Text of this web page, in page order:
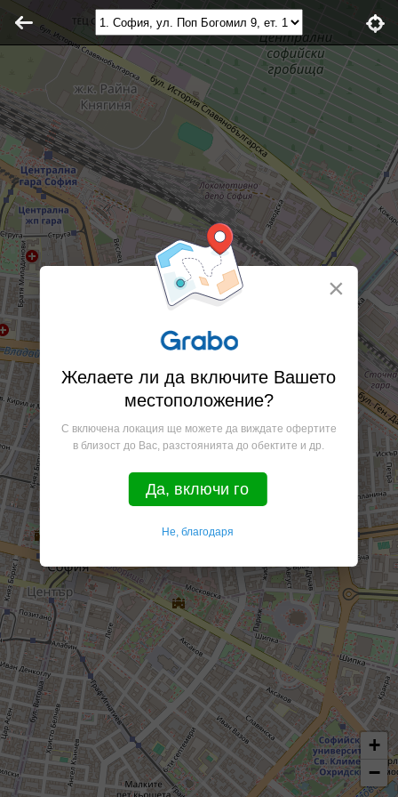
+
−
×
Желаете ли да включите Вашето
местоположение?
С включена локация ще можете да виждате офертите
в близост до Вас, разстоянията до обектите и др.
Да, включи го
Не, благодаря